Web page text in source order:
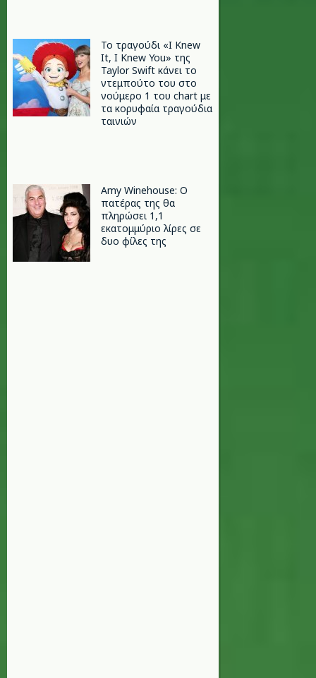
Το τραγούδι «I Knew
It, I Knew You» της
Taylor Swift κάνει το
ντεμπούτο του στο
νούμερο 1 του chart με
τα κορυφαία τραγούδια
ταινιών
Amy Winehouse: Ο
πατέρας της θα
πληρώσει 1,1
εκατομμύριο λίρες σε
δυο φίλες της